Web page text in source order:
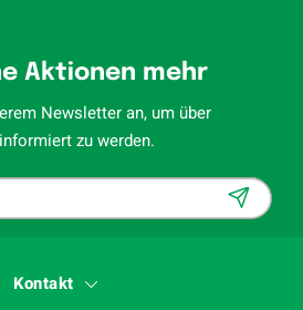
Aktionen mehr
Newsletter an, um über
zu werden.
Kontakt